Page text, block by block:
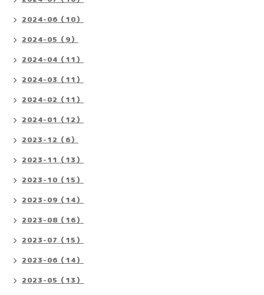
2024-06（10）
2024-05（9）
2024-04（11）
2024-03（11）
2024-02（11）
2024-01（12）
2023-12（6）
2023-11（13）
2023-10（15）
2023-09（14）
2023-08（16）
2023-07（15）
2023-06（14）
2023-05（13）